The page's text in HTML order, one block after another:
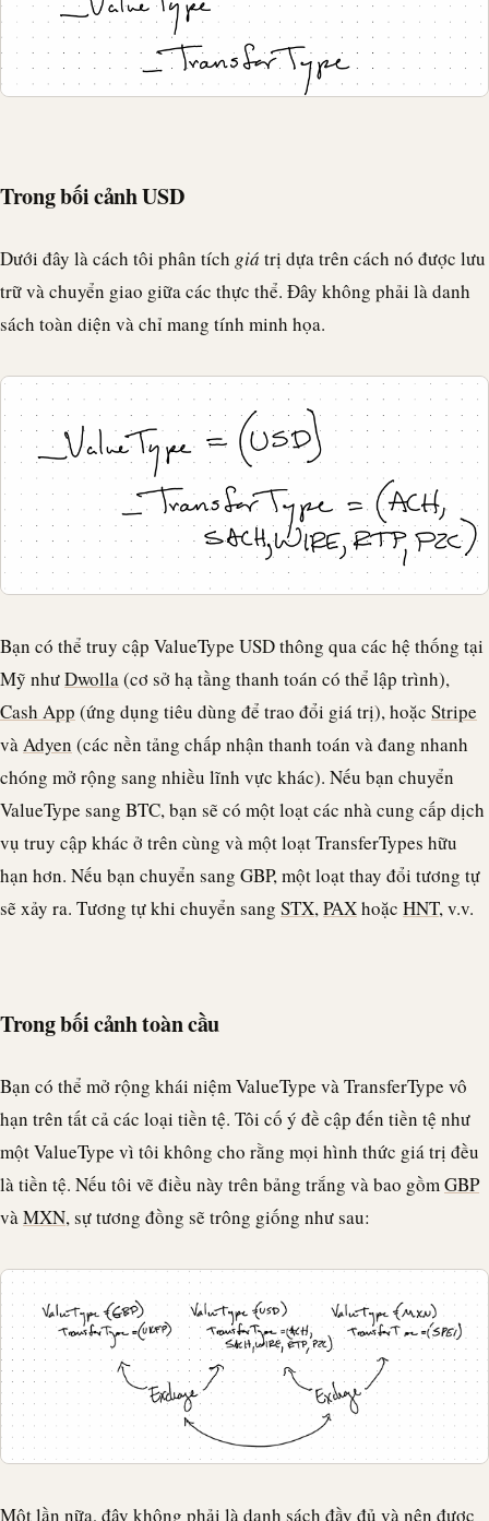
Trong bối cảnh USD
Dưới đây là cách tôi phân tích giá trị dựa trên cách nó được lưu
trữ và chuyển giao giữa các thực thể. Đây không phải là danh
sách toàn diện và chỉ mang tính minh họa.
Bạn có thể truy cập ValueType USD thông qua các hệ thống tại
Mỹ nhưDwolla(cơ sở hạ tầng thanh toán có thể lập trình),
Cash App (ứng dụng tiêu dùng để trao đổi giá trị), hoặc Stripe
vàAdyen (các nền tảng chấp nhận thanh toán và đang nhanh
chóng mở rộng sang nhiều lĩnh vực khác). Nếu bạn chuyển
ValueType sang BTC, bạn sẽ có một loạt các nhà cung cấp dịch
vụ truy cập khác ở trên cùng và một loạt TransferTypes hữu
hạn hơn. Nếu bạn chuyển sang GBP, một loạt thay đổi tương tự
sẽ xảy ra. Tương tự khi chuyển sang STX,PAXhoặc HNT, v.v.
Trong bối cảnh toàn cầu
Bạn có thể mở rộng khái niệm ValueType và TransferType vô
hạn trên tất cả các loại tiền tệ. Tôi cố ý đề cập đến tiền tệ như
một ValueType vì tôi không cho rằng mọi hình thức giá trị đều
là tiền tệ. Nếu tôi vẽ điều này trên bảng trắng và bao gồmGBP
vàMXN, sự tương đồng sẽ trông giống như sau:
Một lần nữa, đây không phải là danh sách đầy đủ và nên được